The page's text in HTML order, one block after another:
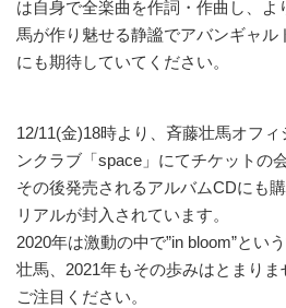
は自身で全楽曲を作詞・作曲し、よ
馬が作り魅せる静謐でアバンギャル
にも期待していてください。
12/11(金)18時より、斉藤壮馬オフ
ンクラブ「space」にてチケットの
その後発売されるアルバムCDにも
リアルが封入されています。
2020年は激動の中で”in bloom”とい
壮馬、2021年もその歩みはとまり
ご注目ください。